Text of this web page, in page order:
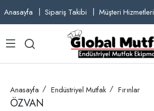
Anasayfa Sipariş Takibi Müşteri Hizmetleri
Anasayfa Endüstriyel Mutfak Fırınlar
ÖZVAN